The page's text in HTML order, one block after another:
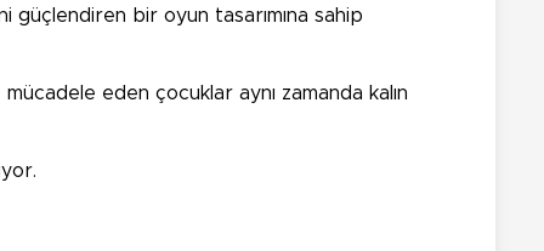
güçlendiren bir oyun tasarımına sahip
eden çocuklar aynı zamanda kalın